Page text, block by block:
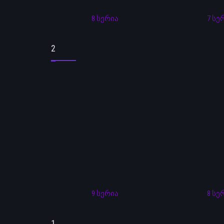
8 სერია 7
2
9 სერია 8